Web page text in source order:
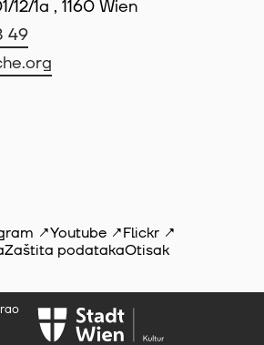
12/1a , 1160 Wien
49
Youtube
Flickr
Zaštita podatakaOtisak